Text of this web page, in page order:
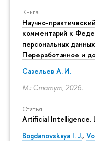
Книга
Научно-
комментарий к
персональных
Переработанное и
Савельев А. И.
М.: Статут, 2026.
Статья
Artificial Intelligence.
Bogdanovskaya I. J.,